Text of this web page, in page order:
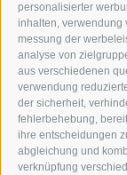
personalisierter
inhalten, verwendung
messung der
analyse von
aus verschiedenen
verwendung
der sicherheit,
fehlerbehebung,
ihre entscheidungen
abgleichung und
verknüpfung
DER ERKER
WERBEN IM
ONLINE-
SEPA-
REGELN